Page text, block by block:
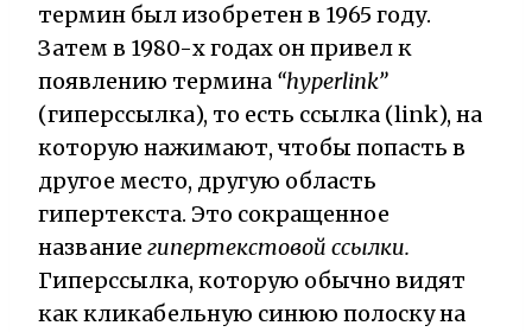
термин был изобретен в 1965 году.
Затем в 1980-х годах он привел к
появлению термина “hyperlink”
(гиперссылка), то есть ссылка (link), на
которую нажимают, чтобы попасть в
другое место, другую область
гипертекста. Это сокращенное
название гипертекстовой ссылки.
Гиперссылка, которую обычно видят
как кликабельную синюю полоску на